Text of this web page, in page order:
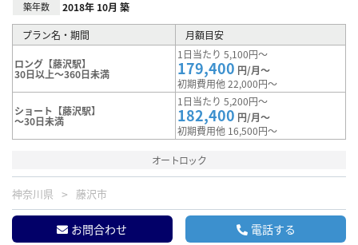
築年数 2018年 10月 築
プラン名・期間 月額目安
ロング【藤沢駅】
30日以上～360日未満
1日当たり 5,100円～
179,400 円/月～
初期費用他 22,000円～
ショート【藤沢駅】
～30日未満
1日当たり 5,200円～
182,400 円/月～
初期費用他 16,500円～
オートロック
神奈川県 藤沢市
お問合わせ 電話する